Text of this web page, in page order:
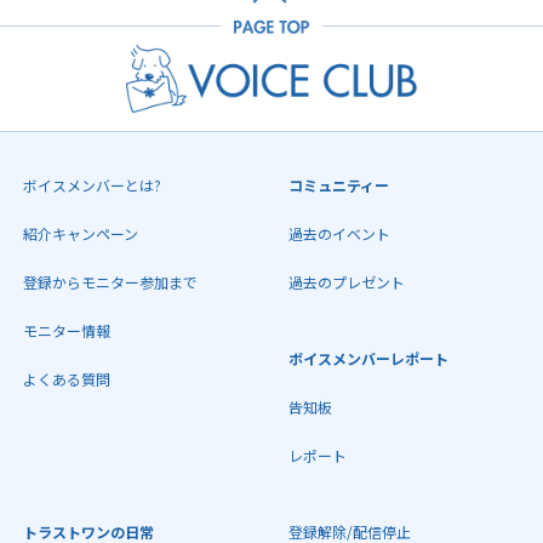
ボイスメンバーとは?
紹介キャンペーン
登録からモニター参加まで
モニター情報
よくある質問
コミュニティー
過去のイベント
過去のプレゼント
ボイスメンバーレポート
告知板
レポート
トラストワンの日常 登録解除/配信停止